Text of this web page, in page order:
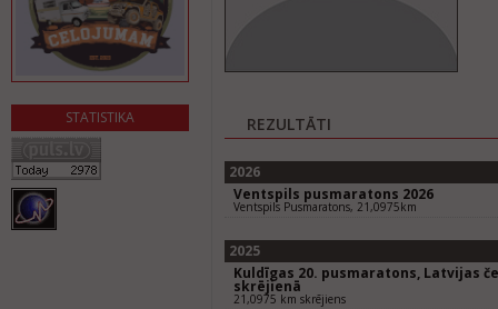
STATISTIKA REZULTĀTI
2026
Ventspils pusmaratons 2026
Ventspils Pusmaratons, 21,0975km
2025
Kuldīgas 20. pusmaratons, Latvijas
skrējienā
21,0975 km skrējiens